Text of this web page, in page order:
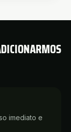
imediato e